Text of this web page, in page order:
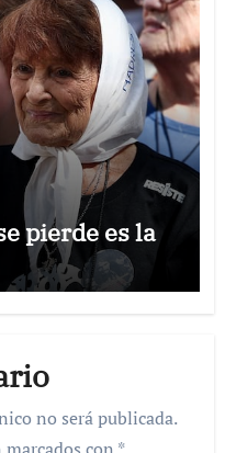
pierde es la
no será publicada.